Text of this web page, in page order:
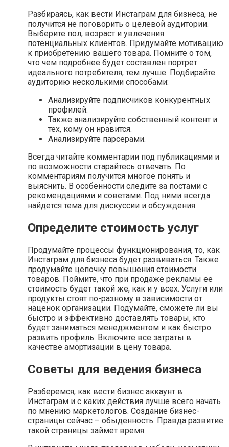
Разбираясь, как вести Инстаграм для бизнеса, не
получится не поговорить о целевой аудитории.
Выберите пол, возраст и увлечения
потенциальных клиентов. Придумайте мотивацию
к приобретению вашего товара. Помните о том,
что чем подробнее будет составлен портрет
идеального потребителя, тем лучше. Подбирайте
аудиторию несколькими способами:
Анализируйте подписчиков конкурентных
профилей.
Также анализируйте собственный контент и
тех, кому он нравится.
Анализируйте парсерами.
Всегда читайте комментарии под публикациями и
по возможности старайтесь отвечать. По
комментариям получится многое понять и
выяснить. В особенности следите за постами с
рекомендациями и советами. Под ними всегда
найдется тема для дискуссии и обсуждения.
Определите стоимость услуг
Продумайте процессы функционирования, то, как
Инстаграм для бизнеса будет развиваться. Также
продумайте цепочку повышения стоимости
товаров. Поймите, что при продаже рекламы ее
стоимость будет такой же, как и у всех. Услуги или
продукты стоят по-разному в зависимости от
наценок организации. Подумайте, сможете ли вы
быстро и эффективно доставлять товары, кто
будет заниматься менеджментом и как быстро
развить профиль. Включите все затраты в
качестве амортизации в цену товара.
Советы для ведения бизнеса
Разберемся, как вести бизнес аккаунт в
Инстаграм и с каких действия лучше всего начать
по мнению маркетологов. Создание бизнес-
страницы сейчас – обыденность. Правда развитие
такой страницы займет время.